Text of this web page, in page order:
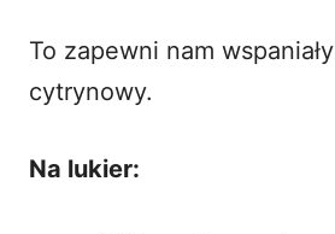
To zapewni nam wspaniały
cytrynowy.
Na lukier: